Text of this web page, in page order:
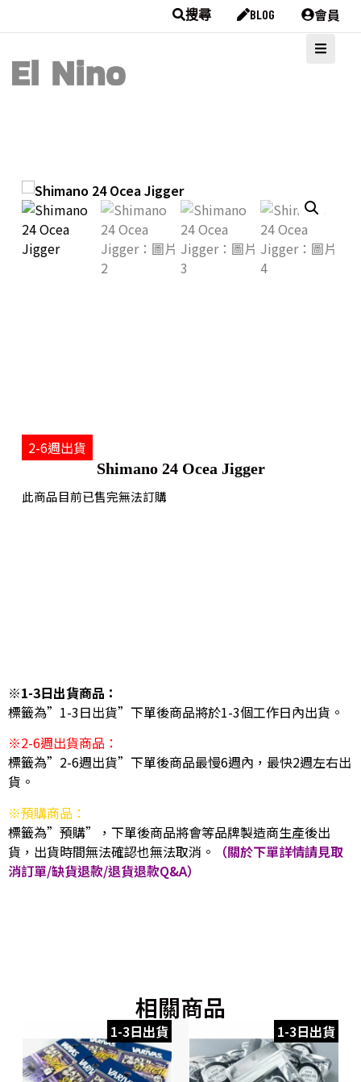
搜尋 BLOG 會員
2-6週出貨
Shimano 24 Ocea Jigger
此商品目前已售完無法訂購
※1-3日出貨商品：
標籤為”1-3日出貨”下單後商品將於1-3個工作日內出貨。
※2-6週出貨商品：
標籤為”2-6週出貨”下單後商品最慢6週內，最快2週左右出
貨。
※預購商品：
標籤為”預購”，下單後商品將會等品牌製造商生產後出
貨，出貨時間無法確認也無法取消。
（關於下單詳情請見取
消訂單/缺貨退款/退貨退款Q&A）
相關商品
1-3日出貨 1-3日出貨